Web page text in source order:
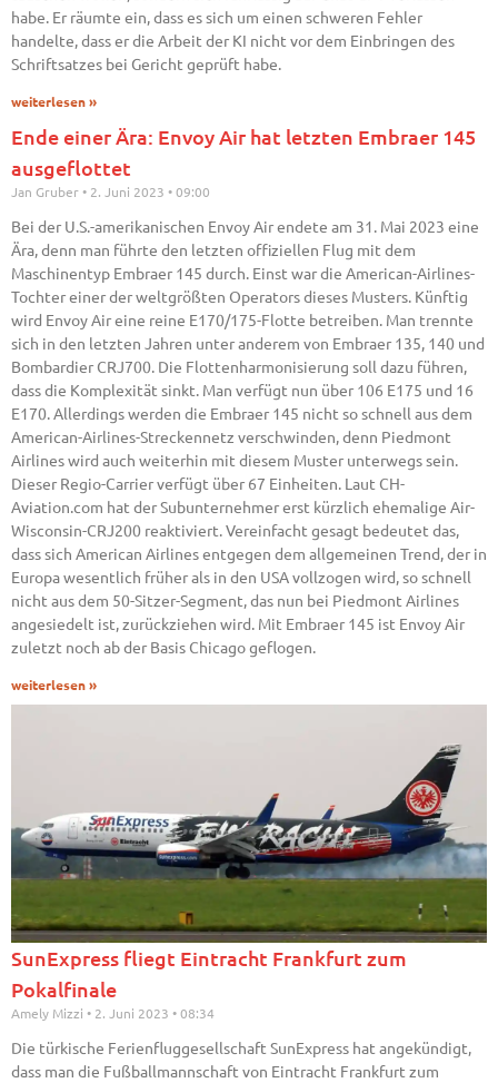
habe. Er räumte ein, dass es sich um einen schweren Fehler
handelte, dass er die Arbeit der KI nicht vor dem Einbringen des
Schriftsatzes bei Gericht geprüft habe.
weiterlesen »
Ende einer Ära: Envoy Air hat letzten Embraer 145
ausgeflottet
Jan Gruber 2. Juni 2023 09:00
Bei der U.S.-amerikanischen Envoy Air endete am 31. Mai 2023 eine
Ära, denn man führte den letzten offiziellen Flug mit dem
Maschinentyp Embraer 145 durch. Einst war die American-Airlines-
Tochter einer der weltgrößten Operators dieses Musters. Künftig
wird Envoy Air eine reine E170/175-Flotte betreiben. Man trennte
sich in den letzten Jahren unter anderem von Embraer 135, 140 und
Bombardier CRJ700. Die Flottenharmonisierung soll dazu führen,
dass die Komplexität sinkt. Man verfügt nun über 106 E175 und 16
E170. Allerdings werden die Embraer 145 nicht so schnell aus dem
American-Airlines-Streckennetz verschwinden, denn Piedmont
Airlines wird auch weiterhin mit diesem Muster unterwegs sein.
Dieser Regio-Carrier verfügt über 67 Einheiten. Laut CH-
Aviation.com hat der Subunternehmer erst kürzlich ehemalige Air-
Wisconsin-CRJ200 reaktiviert. Vereinfacht gesagt bedeutet das,
dass sich American Airlines entgegen dem allgemeinen Trend, der in
Europa wesentlich früher als in den USA vollzogen wird, so schnell
nicht aus dem 50-Sitzer-Segment, das nun bei Piedmont Airlines
angesiedelt ist, zurückziehen wird. Mit Embraer 145 ist Envoy Air
zuletzt noch ab der Basis Chicago geflogen.
weiterlesen »
SunExpress fliegt Eintracht Frankfurt zum
Pokalfinale
Amely Mizzi 2. Juni 2023 08:34
Die türkische Ferienfluggesellschaft SunExpress hat angekündigt,
dass man die Fußballmannschaft von Eintracht Frankfurt zum